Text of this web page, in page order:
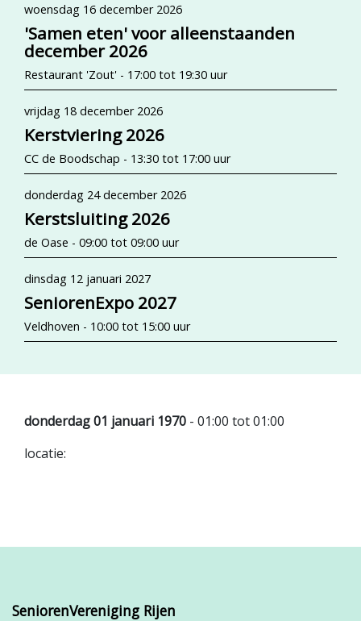
woensdag 16 december 2026
'Samen eten' voor alleenstaanden
december 2026
Restaurant 'Zout' - 17:00 tot 19:30 uur
vrijdag 18 december 2026
Kerstviering 2026
CC de Boodschap - 13:30 tot 17:00 uur
donderdag 24 december 2026
Kerstsluiting 2026
de Oase - 09:00 tot 09:00 uur
dinsdag 12 januari 2027
SeniorenExpo 2027
Veldhoven - 10:00 tot 15:00 uur
donderdag 01 januari 1970 - 01:00 tot 01:00
locatie:
SeniorenVereniging Rijen